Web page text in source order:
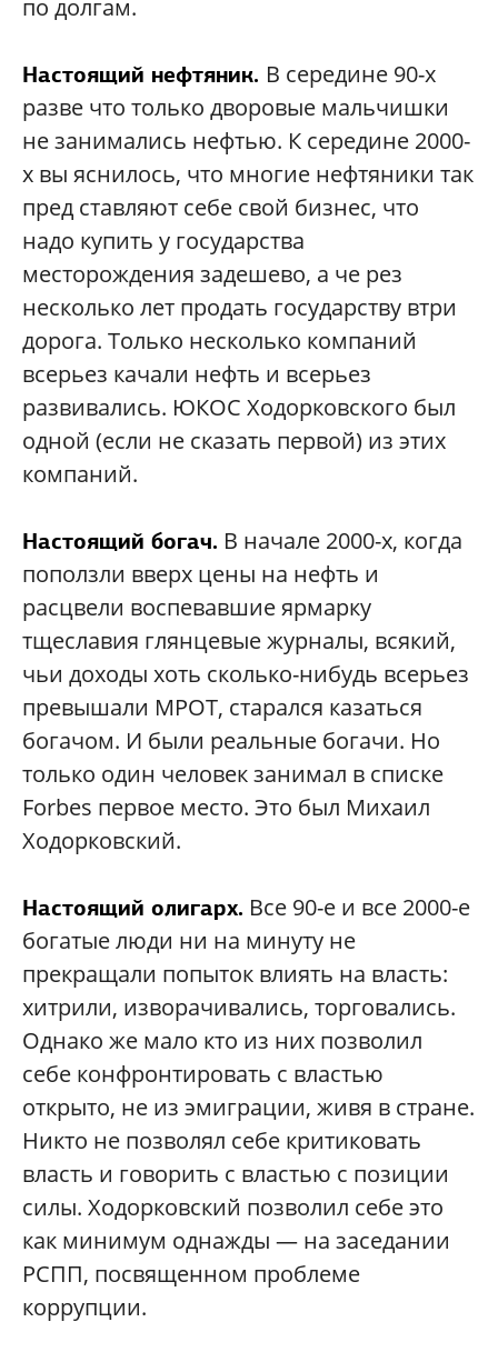
по долгам.
Настоящий нефтяник. В середине 90-х
разве что только дворовые мальчишки
не занимались нефтью. К середине 2000-
х вы яснилось, что многие нефтяники так
пред ставляют себе свой бизнес, что
надо купить у государства
месторождения задешево, а че рез
несколько лет продать государству втри
дорога. Только несколько компаний
всерьез качали нефть и всерьез
развивались. ЮКОС Ходорковского был
одной (если не сказать первой) из этих
компаний.
Настоящий богач. В начале 2000-х, когда
поползли вверх цены на нефть и
расцвели воспевавшие ярмарку
тщеславия глянцевые журналы, всякий,
чьи доходы хоть сколько-нибудь всерьез
превышали МРОТ, старался казаться
богачом. И были реальные богачи. Но
только один человек занимал в списке
Forbes первое место. Это был Михаил
Ходорковский.
Настоящий олигарх. Все 90-е и все 2000-е
богатые люди ни на минуту не
прекращали попыток влиять на власть:
хитрили, изворачивались, торговались.
Однако же мало кто из них позволил
себе конфронтировать с властью
открыто, не из эмиграции, живя в стране.
Никто не позволял себе критиковать
власть и говорить с властью с позиции
силы. Ходорковский позволил себе это
как минимум однажды — на заседании
РСПП, посвященном проблеме
коррупции.